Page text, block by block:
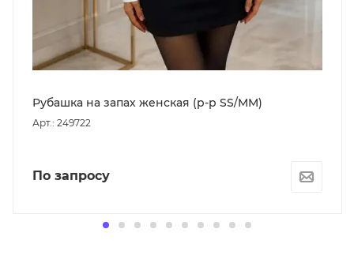
Рубашка на запах женская (р-р SS/MM)
Арт.: 249722
По запросу